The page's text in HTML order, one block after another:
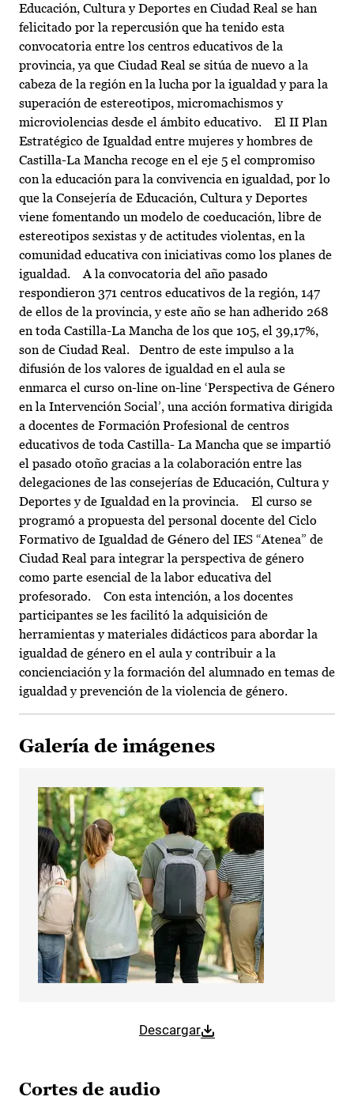
Educación, Cultura y Deportes en Ciudad Real se han
felicitado por la repercusión que ha tenido esta
convocatoria entre los centros educativos de la
provincia, ya que Ciudad Real se sitúa de nuevo a la
cabeza de la región en la lucha por la igualdad y para la
superación de estereotipos, micromachismos y
microviolencias desde el ámbito educativo. El II Plan
Estratégico de Igualdad entre mujeres y hombres de
Castilla-La Mancha recoge en el eje 5 el compromiso
con la educación para la convivencia en igualdad, por lo
que la Consejería de Educación, Cultura y Deportes
viene fomentando un modelo de coeducación, libre de
estereotipos sexistas y de actitudes violentas, en la
comunidad educativa con iniciativas como los planes de
igualdad. A la convocatoria del año pasado
respondieron 371 centros educativos de la región, 147
de ellos de la provincia, y este año se han adherido 268
en toda Castilla-La Mancha de los que 105, el 39,17%,
son de Ciudad Real. Dentro de este impulso a la
difusión de los valores de igualdad en el aula se
enmarca el curso on-line on-line ‘Perspectiva de Género
en la Intervención Social’, una acción formativa dirigida
a docentes de Formación Profesional de centros
educativos de toda Castilla- La Mancha que se impartió
el pasado otoño gracias a la colaboración entre las
delegaciones de las consejerías de Educación, Cultura y
Deportes y de Igualdad en la provincia. El curso se
programó a propuesta del personal docente del Ciclo
Formativo de Igualdad de Género del IES “Atenea” de
Ciudad Real para integrar la perspectiva de género
como parte esencial de la labor educativa del
profesorado. Con esta intención, a los docentes
participantes se les facilitó la adquisición de
herramientas y materiales didácticos para abordar la
igualdad de género en el aula y contribuir a la
concienciación y la formación del alumnado en temas de
igualdad y prevención de la violencia de género.
Galería de imágenes
Descargar
Cortes de audio